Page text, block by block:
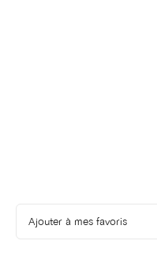
Ajouter à mes favoris